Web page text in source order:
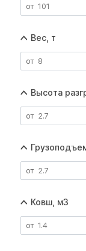
Вес, т
Высота
Ковш, м3